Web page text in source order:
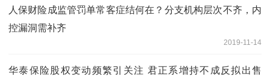
人保财险成监管罚单常客症结何在？分支机构层次不齐，内
控漏洞需补齐
2019-11-14
华泰保险股权变动频繁引关注 君正系增持不成反拟出售